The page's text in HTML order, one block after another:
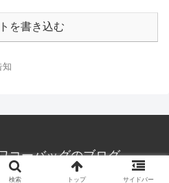
を書き込む
知
コーバッグのブログ
WAKO BAG.
検索 トップ サイドバー